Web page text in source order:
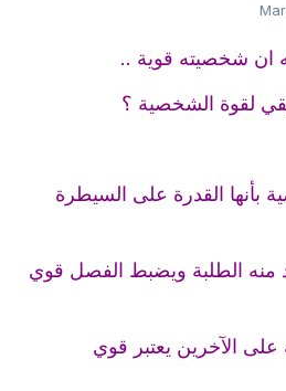
ان شخصيته قوية ..
لقوة الشخصية ؟
بأنها القدرة على السيطرة
منه الطلبة ويضبط الفصل قوي
الآخرين يعتبر قوي